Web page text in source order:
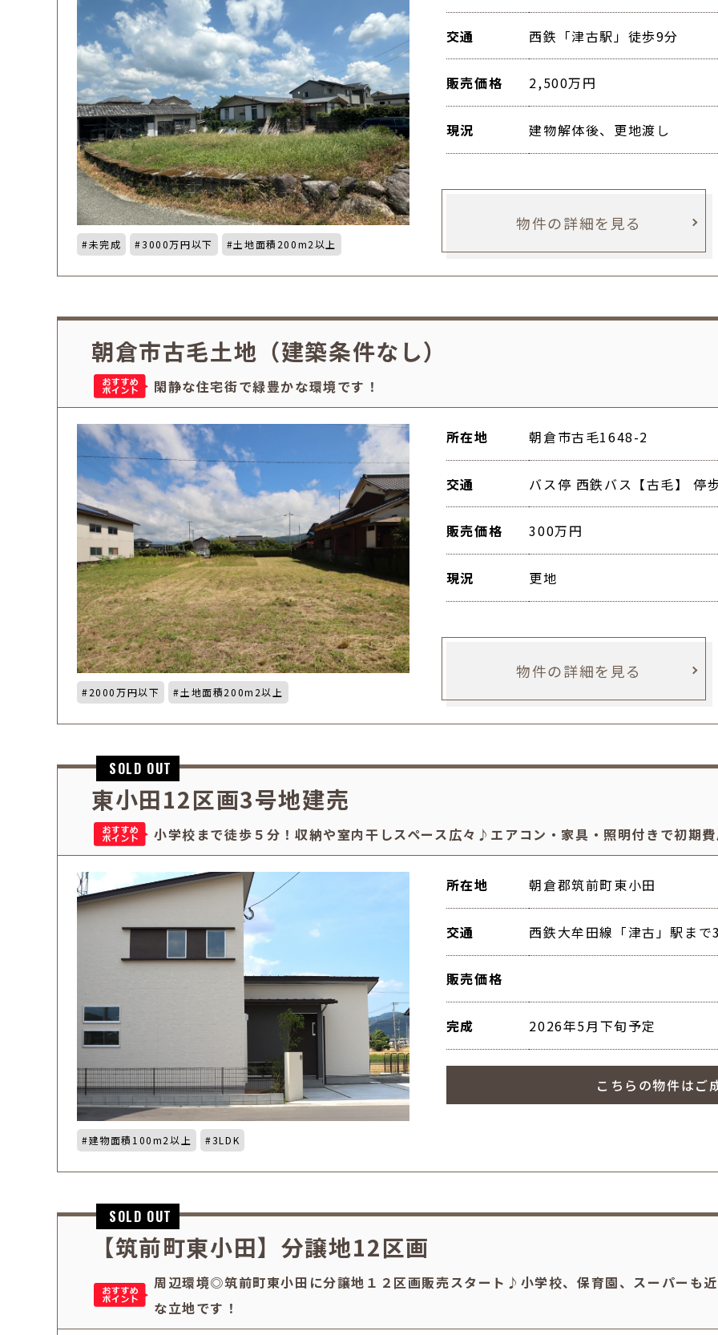
未完成 3000万円以下 土地面積200m2以上
交通 西鉄「津古駅」徒歩9分
販売価格 2,500万円
現況 建物解体後、更地渡し
物件の詳細を見る
朝倉市古毛土地（建築条件なし）
閑静な住宅街で緑豊かな環境です！
2000万円以下 土地面積200m2以上
所在地 朝倉市古毛1648-2
交通 バス停 西鉄バス【古毛】 停
販売価格 300万円
現況 更地
物件の詳細を見る
東小田12区画3号地建売
小学校まで徒歩５分！収納や室内干しスペース広々♪エアコン・家具・照明付きで初期
建物面積100m2以上 3LDK
所在地 朝倉郡筑前町東小田
交通 西鉄大牟田線「津古」駅ま
販売価格
完成 2026年5月下旬予定
こちらの物件はご
【筑前町東小田】分譲地12区画
周辺環境◎筑前町東小田に分譲地１２区画販売スタート♪小学校、保育園、スーパーも
な立地です！